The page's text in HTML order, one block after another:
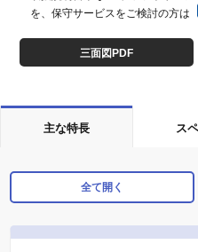
を、保守サービスをご検討の方は
三面図PDF
主な特長 ス
全て開く